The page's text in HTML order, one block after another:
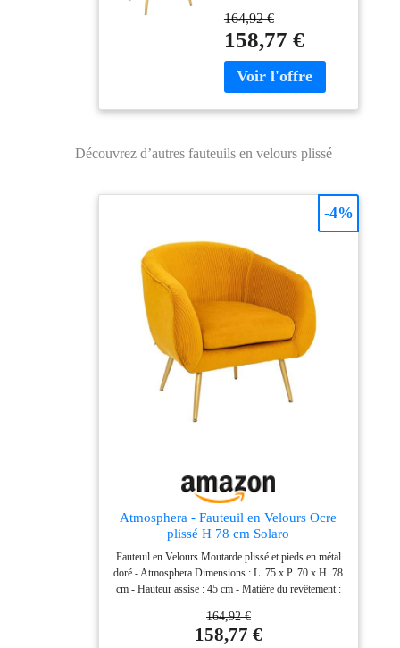
Atmosphera
Dimensions : L. 75 x
P. 70 x H. 78 cm -
Hauteur assise : 45 cm
- Matière du
Pin et Bois panneau de
des pieds : Fer -
rembourrage : Mousse
Polyuréthane - Coussin
déhoussable - Poids :
10,95 kg -
164,92 €
158,77 €
Découvrez d’autres fauteuils en velours plissé
Atmosphera - Fauteuil en Velours Ocre
plissé H 78 cm Solaro
Fauteuil en Velours Moutarde plissé et pieds en métal
doré - Atmosphera Dimensions : L. 75 x P. 70 x H. 78
cm - Hauteur assise : 45 cm - Matière du revêtement :
Pin et Bois panneau de contreplaqué - Matière des
pieds : Fer - Matière du rembourrage : Mousse
164,92 €
158,77 €
-4%